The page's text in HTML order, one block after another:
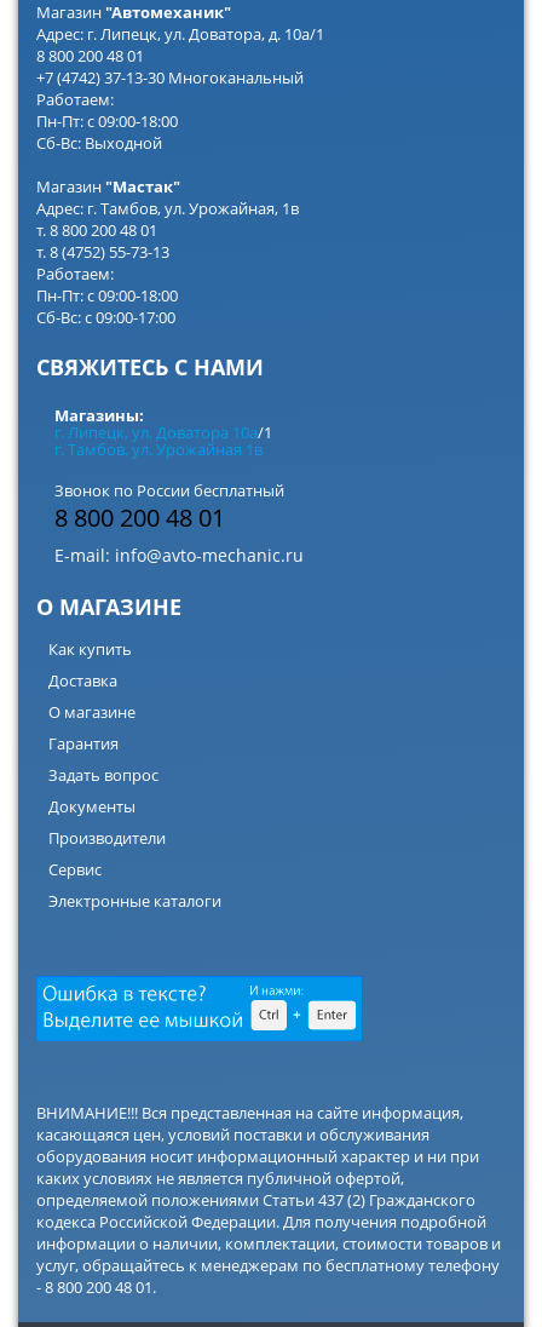
Магазин"Автомеханик"
Адрес: г. Липецк, ул. Доватора, д. 10а/1
8 800 200 48 01
+7 (4742) 37-13-30 Многоканальный
Работаем:
Пн-Пт: с 09:00-18:00
Сб-Вс: Выходной
Магазин"Мастак"
Адрес: г. Тамбов, ул. Урожайная, 1в
т. 8 800 200 48 01
т. 8 (4752) 55-73-13
Работаем:
Пн-Пт: с 09:00-18:00
Сб-Вс: с 09:00-17:00
СВЯЖИТЕСЬ С НАМИ
Магазины:
г. Липецк, ул. Доватора 10а/1
г. Тамбов, ул. Урожайная 1в
Звонок по России бесплатный
8 800 200 48 01
E-mail: info@avto-mechanic.ru
О МАГАЗИНЕ
Как купить
Доставка
О магазине
Гарантия
Задать вопрос
Документы
Производители
Сервис
Электронные каталоги
ВНИМАНИЕ!!! Вся представленная на сайте информация,
касающаяся цен, условий поставки и обслуживания
оборудования носит информационный характер и ни при
каких условиях не является публичной офертой,
определяемой положениями Статьи 437 (2) Гражданского
кодекса Российской Федерации. Для получения подробной
информации о наличии, комплектации, стоимости товаров и
услуг, обращайтесь к менеджерам по бесплатному телефону
- 8 800 200 48 01.